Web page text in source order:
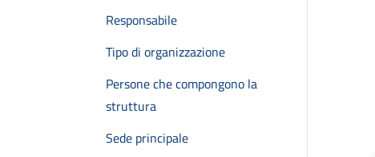
Responsabile
Tipo di organizzazione
Persone che compongono la
struttura
Sede principale